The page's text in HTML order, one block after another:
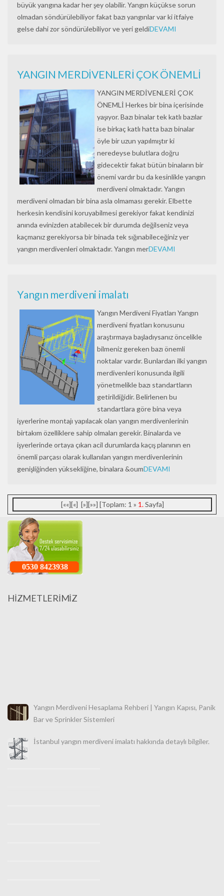
büyük yangına kadar her şey olabilir. Yangın küçükse sorun
olmadan söndürülebiliyor fakat bazı yangınlar var ki itfaiye
gelse dahi zor söndürülebiliyor ve yeri geldiDEVAMI
YANGIN MERDİVENLERİ ÇOK ÖNEMLİ
YANGIN MERDİVENLERİ ÇOK
ÖNEMLİ Herkes bir bina içerisinde
yaşıyor. Bazı binalar tek katlı bazılar
ise birkaç katlı hatta bazı binalar
öyle bir uzun yapılmıştır ki
neredeyse bulutlara doğru
gidecektir fakat bütün binaların bir
önemi vardır bu da kesinlikle yangın
merdiveni olmaktadır. Yangın
merdiveni olmadan bir bina asla olmaması gerekir. Elbette
herkesin kendisini koruyabilmesi gerekiyor fakat kendinizi
anında evinizden atabilecek bir durumda değilseniz veya
kaçmanız gerekiyorsa bir binada tek sığınabileceğiniz yer
yangın merdivenleri olmaktadır. Yangın merDEVAMI
Yangın merdiveni imalatı
Yangın Merdiveni Fiyatları Yangın
merdiveni fiyatları konusunu
araştırmaya başladıysanız öncelikle
bilmeniz gereken bazı önemli
noktalar vardır. Bunlardan ilki yangın
merdivenleri konusunda ilgili
yönetmelikle bazı standartların
getirildiğidir. Belirlenen bu
standartlara göre bina veya
işyerlerine montajı yapılacak olan yangın merdivenlerinin
birtakım özelliklere sahip olmaları gerekir. Binalarda ve
işyerlerinde ortaya çıkan acil durumlarda kaçış planının en
önemli parçası olarak kullanılan yangın merdivenlerinin
genişliğinden yüksekliğine, binalara &oumDEVAMI
[««][«] [»][»»] [Toplam: 1 » 1.Sayfa]
0530 8423938
HİZMETLERİMİZ
Bar ve Sprinkler Sistemleri